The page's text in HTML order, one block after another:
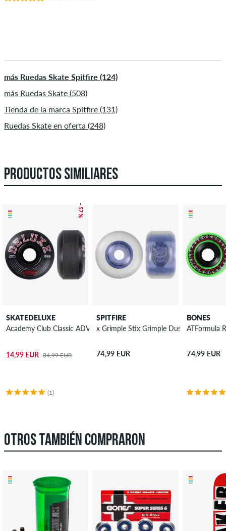
más Ruedas Skate Spitfire (124)
más Ruedas Skate (508)
Tienda de la marca Spitfire (131)
Ruedas Skate en oferta (248)
PRODUCTOS SIMILIARES
– 57 %
SKATEDELUXE
Academy Club Classic ADV Ruedas 54 mm 100A Pack de 4
14,99 EUR 34,99 EUR
(1)
SPITFIRE
x Grimple Stix Grimple Dust Sapphires
74,99 EUR
BONES
ATFormula
74,99 EUR
OTROS TAMBIÉN COMPRARON